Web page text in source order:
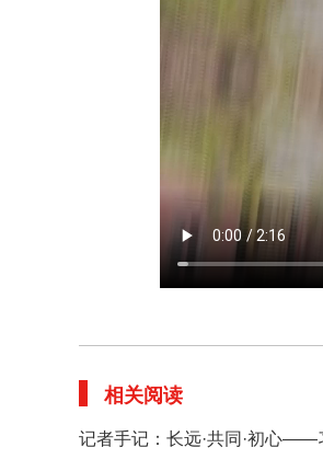
相关阅读
记者手记：长远·共同·初心——